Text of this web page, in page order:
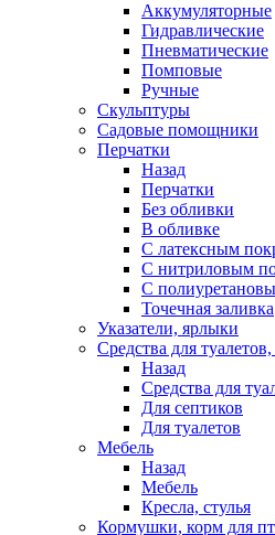
Аккумуляторные
Гидравлические
Пневматические
Помповые
Ручные
Скульптуры
Садовые помощники
Перчатки
Назад
Перчатки
Без обливки
В обливке
С латексным
С нитриловым
С
Точечная заливка
Указатели, ярлыки
Средства для
Назад
Средства для
Для септиков
Для туалетов
Мебель
Назад
Мебель
Кресла, стулья
Кормушки, корм для